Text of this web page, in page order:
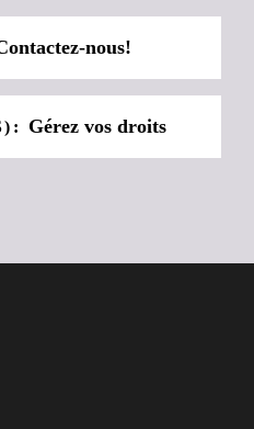
nous!
Gérez vos droits